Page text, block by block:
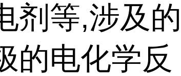
剂等,涉及的
的电化学反